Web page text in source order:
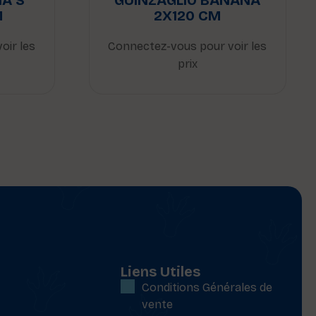
les
2X120 CM
Connectez-vous pour voir les
prix
Liens Utiles
Conditions Générales de
vente